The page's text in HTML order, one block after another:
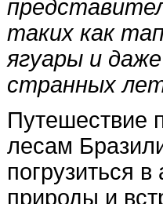
таких как
ягуары и
странных
Путешествие
лесам
погрузиться
природы и